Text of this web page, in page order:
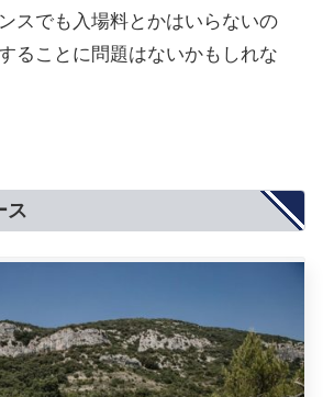
スでも入場料とかはいらないの
ることに問題はないかもしれな
ス